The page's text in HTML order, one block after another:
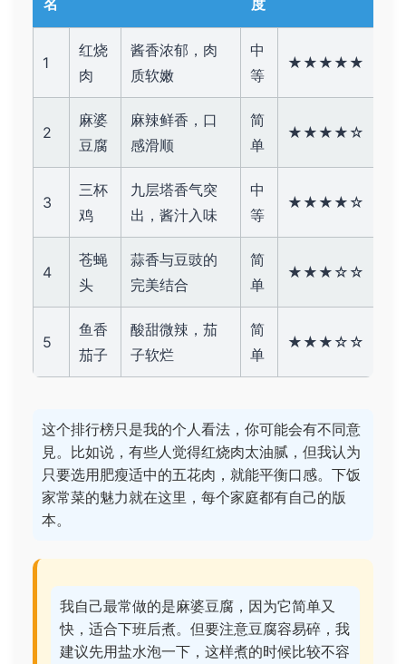
名
度
1
红烧
肉
酱香浓郁，肉
质软嫩
中
等
★★★★★
2
麻婆
豆腐
麻辣鲜香，口
感滑顺
简
单
★★★★☆
3
三杯
鸡
九层塔香气突
出，酱汁入味
中
等
★★★★☆
4
苍蝇
头
蒜香与豆豉的
完美结合
简
单
★★★☆☆
5
鱼香
茄子
酸甜微辣，茄
子软烂
简
单
★★★☆☆
这个排行榜只是我的个人看法，你可能会有不同意
見。比如说，有些人觉得红烧肉太油腻，但我认为
只要选用肥瘦适中的五花肉，就能平衡口感。下饭
家常菜的魅力就在这里，每个家庭都有自己的版
本。
我自己最常做的是麻婆豆腐，因为它简单又
快，适合下班后煮。但要注意豆腐容易碎，我
建议先用盐水泡一下，这样煮的时候比较不容